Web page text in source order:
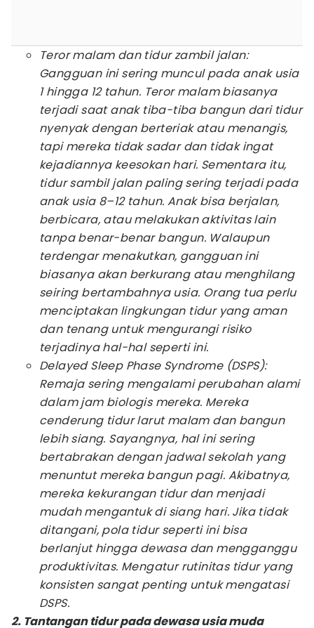
Teror malam dan tidur zambil jalan:
Gangguan ini sering muncul pada anak usia
1 hingga 12 tahun. Teror malam biasanya
terjadi saat anak tiba-tiba bangun dari tidur
nyenyak dengan berteriak atau menangis,
tapi mereka tidak sadar dan tidak ingat
kejadiannya keesokan hari. Sementara itu,
tidur sambil jalan paling sering terjadi pada
anak usia 8–12 tahun. Anak bisa berjalan,
berbicara, atau melakukan aktivitas lain
tanpa benar-benar bangun. Walaupun
terdengar menakutkan, gangguan ini
biasanya akan berkurang atau menghilang
seiring bertambahnya usia. Orang tua perlu
menciptakan lingkungan tidur yang aman
dan tenang untuk mengurangi risiko
terjadinya hal-hal seperti ini.
Delayed Sleep Phase Syndrome(DSPS):
Remaja sering mengalami perubahan alami
dalam jam biologis mereka. Mereka
cenderung tidur larut malam dan bangun
lebih siang. Sayangnya, hal ini sering
bertabrakan dengan jadwal sekolah yang
menuntut mereka bangun pagi. Akibatnya,
mereka kekurangan tidur dan menjadi
mudah mengantuk di siang hari. Jika tidak
ditangani, pola tidur seperti ini bisa
berlanjut hingga dewasa dan mengganggu
produktivitas. Mengatur rutinitas tidur yang
konsisten sangat penting untuk mengatasi
DSPS.
2. Tantangan tidur pada dewasa usia muda